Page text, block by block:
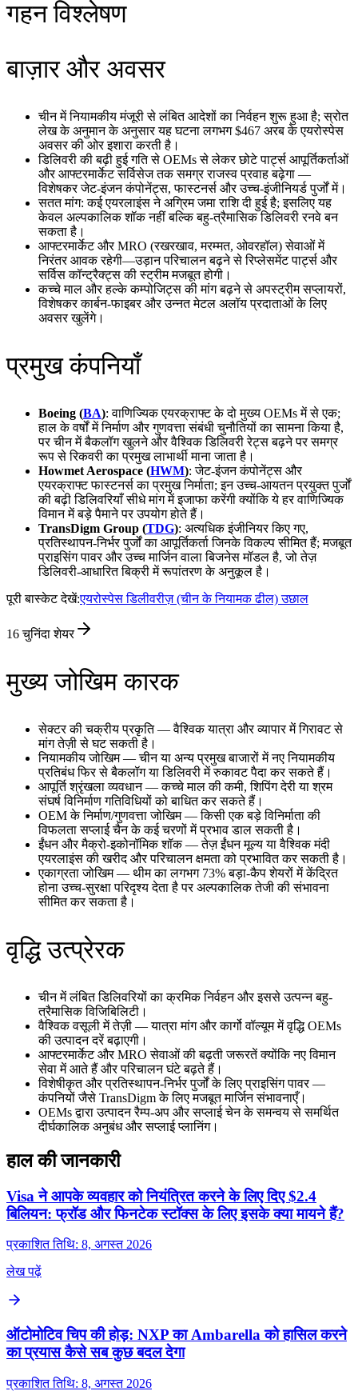
गहन विश्लेषण
बाज़ार और अवसर
चीन में नियामकीय मंजूरी से लंबित आदेशों का निर्वहन शुरू हुआ है; स्रोत
लेख के अनुमान के अनुसार यह घटना लगभग $467 अरब के एयरोस्पेस
अवसर की ओर इशारा करती है।
डिलिवरी की बढ़ी हुई गति से OEMs से लेकर छोटे पार्ट्स आपूर्तिकर्ताओं
और आफ्टरमार्केट सर्विसेज तक समग्र राजस्व प्रवाह बढ़ेगा —
विशेषकर जेट-इंजन कंपोनेंट्स, फास्टनर्स और उच्च-इंजीनियर्ड पुर्जों में।
सतत मांग: कई एयरलाइंस ने अग्रिम जमा राशि दी हुई है; इसलिए यह
केवल अल्पकालिक शॉक नहीं बल्कि बहु-त्रैमासिक डिलिवरी रनवे बन
सकता है।
आफ्टरमार्केट और MRO (रखरखाव, मरम्मत, ओवरहॉल) सेवाओं में
निरंतर आवक रहेगी—उड़ान परिचालन बढ़ने से रिप्लेसमेंट पार्ट्स और
सर्विस कॉन्ट्रैक्ट्स की स्ट्रीम मजबूत होगी।
कच्चे माल और हल्के कम्पोजिट्स की मांग बढ़ने से अपस्ट्रीम सप्लायरों,
विशेषकर कार्बन-फाइबर और उन्नत मेटल अलॉय प्रदाताओं के लिए
अवसर खुलेंगे।
प्रमुख कंपनियाँ
Boeing (BA): वाणिज्यिक एयरक्राफ्ट के दो मुख्य OEMs में से एक;
हाल के वर्षों में निर्माण और गुणवत्ता संबंधी चुनौतियों का सामना किया है,
पर चीन में बैकलॉग खुलने और वैश्विक डिलिवरी रेट्स बढ़ने पर समग्र
रूप से रिकवरी का प्रमुख लाभार्थी माना जाता है।
Howmet Aerospace (HWM): जेट-इंजन कंपोनेंट्स और
एयरक्राफ्ट फास्टनर्स का प्रमुख निर्माता; इन उच्च-आयतन प्रयुक्त पुर्जों
की बढ़ी डिलिवरियाँ सीधे मांग में इजाफा करेंगी क्योंकि ये हर वाणिज्यिक
विमान में बड़े पैमाने पर उपयोग होते हैं।
TransDigm Group (TDG): अत्यधिक इंजीनियर किए गए,
प्रतिस्थापन-निर्भर पुर्जों का आपूर्तिकर्ता जिनके विकल्प सीमित हैं; मजबूत
प्राइसिंग पावर और उच्च मार्जिन वाला बिजनेस मॉडल है, जो तेज़
डिलिवरी-आधारित बिक्री में रूपांतरण के अनुकूल है।
पूरी बास्केट देखें:एयरोस्पेस डिलीवरीज़ (चीन के नियामक ढील) उछाल
16 चुनिंदा शेयर
मुख्य जोखिम कारक
सेक्टर की चक्रीय प्रकृति — वैश्विक यात्रा और व्यापार में गिरावट से
मांग तेज़ी से घट सकती है।
नियामकीय जोखिम — चीन या अन्य प्रमुख बाजारों में नए नियामकीय
प्रतिबंध फिर से बैकलॉग या डिलिवरी में रुकावट पैदा कर सकते हैं।
आपूर्ति श्रृंखला व्यवधान — कच्चे माल की कमी, शिपिंग देरी या श्रम
संघर्ष विनिर्माण गतिविधियों को बाधित कर सकते हैं।
OEM के निर्माण/गुणवत्ता जोखिम — किसी एक बड़े विनिर्माता की
विफलता सप्लाई चैन के कई चरणों में प्रभाव डाल सकती है।
ईंधन और मैक्रो-इकोनॉमिक शॉक — तेज़ ईंधन मूल्य या वैश्विक मंदी
एयरलाइंस की खरीद और परिचालन क्षमता को प्रभावित कर सकती है।
एकाग्रता जोखिम — थीम का लगभग 73% बड़ा-कैप शेयरों में केंद्रित
होना उच्च-सुरक्षा परिदृश्य देता है पर अल्पकालिक तेजी की संभावना
सीमित कर सकता है।
वृद्धि उत्प्रेरक
चीन में लंबित डिलिवरियों का क्रमिक निर्वहन और इससे उत्पन्न बहु-
त्रैमासिक विजिबिलिटी।
वैश्विक वसूली में तेज़ी — यात्रा मांग और कार्गो वॉल्यूम में वृद्धि OEMs
की उत्पादन दरें बढ़ाएगी।
आफ्टरमार्केट और MRO सेवाओं की बढ़ती जरूरतें क्योंकि नए विमान
सेवा में आते हैं और परिचालन घंटे बढ़ते हैं।
विशेषीकृत और प्रतिस्थापन-निर्भर पुर्जों के लिए प्राइसिंग पावर —
कंपनियों जैसे TransDigm के लिए मजबूत मार्जिन संभावनाएँ।
OEMs द्वारा उत्पादन रैम्प-अप और सप्लाई चेन के समन्वय से समर्थित
दीर्घकालिक अनुबंध और सप्लाई प्लानिंग।
हाल की जानकारी
Visa ने आपके व्यवहार को नियंत्रित करने के लिए दिए $2.4
बिलियन: फ्रॉड और फिनटेक स्टॉक्स के लिए इसके क्या मायने हैं?
प्रकाशित तिथि: 8, अगस्त 2026
लेख पढ़ें
ऑटोमोटिव चिप की होड़: NXP का Ambarella को हासिल करने
का प्रयास कैसे सब कुछ बदल देगा
प्रकाशित तिथि: 8, अगस्त 2026